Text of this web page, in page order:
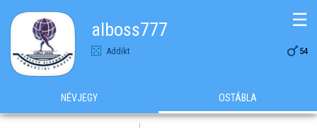
alboss777
Addikt  54
☰
NÉVJEGY OSTÁBLA